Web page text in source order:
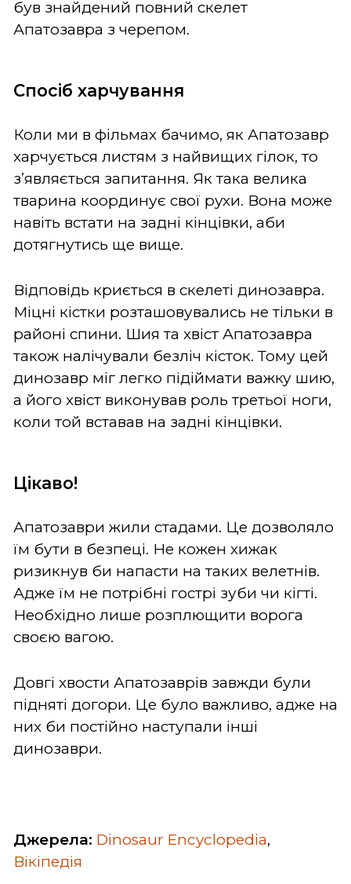
був знайдений повний скелет
Апатозавра з черепом.
Спосіб харчування
Коли ми в фільмах бачимо, як Апатозавр
харчується листям з найвищих гілок, то
з’являється запитання. Як така велика
тварина координує свої рухи. Вона може
навіть встати на задні кінцівки, аби
дотягнутись ще вище.
Відповідь криється в скелеті динозавра.
Міцні кістки розташовувались не тільки в
районі спини. Шия та хвіст Апатозавра
також налічували безліч кісток. Тому цей
динозавр міг легко підіймати важку шию,
а його хвіст виконував роль третьої ноги,
коли той вставав на задні кінцівки.
Цікаво!
Апатозаври жили стадами. Це дозволяло
їм бути в безпеці. Не кожен хижак
ризикнув би напасти на таких велетнів.
Адже їм не потрібні гострі зуби чи кігті.
Необхідно лише розплющити ворога
своєю вагою.
Довгі хвости Апатозаврів завжди були
підняті догори. Це було важливо, адже на
них би постійно наступали інші
динозаври.
Джерела: Dinosaur Encyclopedia,
Вікіпедія